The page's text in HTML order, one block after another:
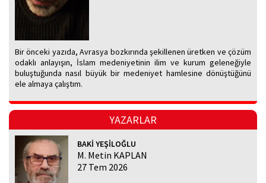
Bir önceki yazıda, Avrasya bozkırında şekillenen üretken ve çözüm
odaklı anlayışın, İslam medeniyetinin ilim ve kurum geleneğiyle
buluştuğunda nasıl büyük bir medeniyet hamlesine dönüştüğünü
ele almaya çalıştım.
YAZARLAR
BAKİ YEŞİLOĞLU
M. Metin KAPLAN
27 Tem 2026